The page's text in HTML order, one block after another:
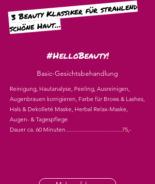
3 Beauty Klassiker für strahlend
schöne Haut...
#HelloBeauty!
Basic-Gesichtsbehandlung
Reinigung, Hautanalyse, Peeling, Ausreinigen,
Augenbrauen korrigieren, Farbe für Brows & Lashes,
Hals & Dekolleté Maske, Herbal Relax-Maske,
Augen- & Tagespflege
Dauer ca. 60 Minuten.......................................75,-